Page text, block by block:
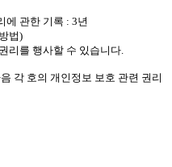
관한 기록 : 3년
법)
리를 행사할 수 있습니다.
각 호의 개인정보 보호 관련 권리